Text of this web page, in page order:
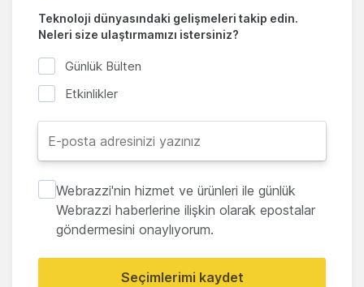
Teknoloji dünyasındaki gelişmeleri takip edin.
Neleri size ulaştırmamızı istersiniz?
Günlük Bülten
Etkinlikler
Webrazzi'nin hizmet ve ürünleri ile günlük
Webrazzi haberlerine ilişkin olarak epostalar
göndermesini onaylıyorum.
Seçimlerimi kaydet